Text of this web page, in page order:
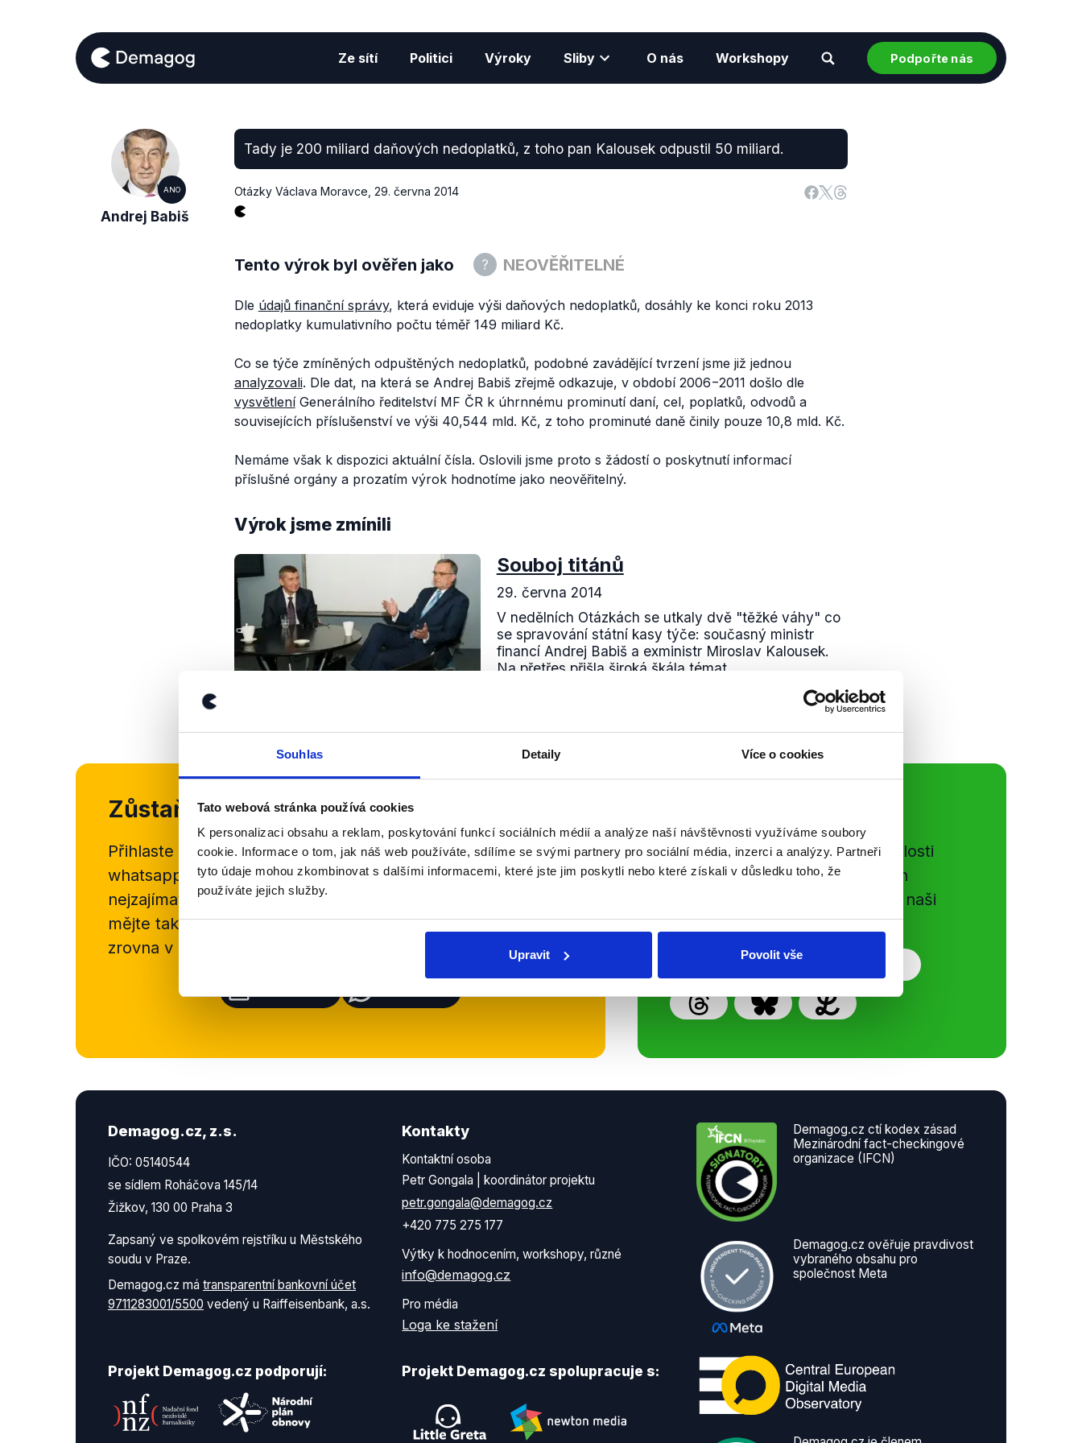
Souhlas Detaily Více o cookies
Tato webová stránka používá cookies
K personalizaci obsahu a reklam, poskytování funkcí sociálních médií a analýze naší návštěvnosti využíváme soubory
cookie. Informace o tom, jak náš web používáte, sdílíme se svými partnery pro sociální média, inzerci a analýzy. Partneři
tyto údaje mohou zkombinovat s dalšími informacemi, které jste jim poskytli nebo které získali v důsledku toho, že
používáte jejich služby.
Upravit Povolit vše
Ze sítí Politici Výroky Sliby O nás Workshopy Podpořte nás
ANO
Andrej Babiš
Tady je 200 miliard daňových nedoplatků, z toho pan Kalousek odpustil 50 miliard.
Otázky Václava Moravce 29. června 2014
Tento výrok byl ověřen jako NEOVĚŘITELNÉ
Dle údajů finanční správy, která eviduje výši daňových nedoplatků, dosáhly ke konci roku 2013
nedoplatky kumulativního počtu téměř 149 miliard Kč.
Co se týče zmíněných odpuštěných nedoplatků, podobné zavádějící tvrzení jsme již jednou
analyzovali. Dle dat, na která se Andrej Babiš zřejmě odkazuje, v období 2006−2011 došlo dle
vysvětleníGenerálního ředitelství MF ČR k úhrnnému prominutí daní, cel, poplatků, odvodů a
souvisejících příslušenství ve výši 40,544 mld. Kč, z toho prominuté daně činily pouze 10,8 mld. Kč.
Nemáme však k dispozici aktuální čísla. Oslovili jsme proto s žádostí o poskytnutí informací
příslušné orgány a prozatím výrok hodnotíme jako neověřitelný.
Výrok jsme zmínili
Souboj titánů
29. června 2014
V nedělních Otázkách se utkaly dvě "těžké váhy" co
se spravování státní kasy týče: současný ministr
financí Andrej Babiš a exministr Miroslav Kalousek.
Na přetřes přišla široká škála témat...
Zůstaňme v kontaktu
Přihlaste se k odběru našehonewsletteru nebo
whatsappového kanálu, kde pravidelně přinášíme shrnutí
nejzajímavějších článků a analýz. Začněte nás odebírat, a
mějte tak přehled o tom, jaké dezinformace a nepravdy se
zrovna v Česku šíří.
Nenechte si ujít nejnovější události
z Demagog.cz. Sdílením našich
příspěvků přátelům podpoříte naši
práci.
Demagog.cz, z.s.
IČO: 05140544
se sídlem Roháčova 145/14
Žižkov, 130 00 Praha 3
Zapsaný ve spolkovém rejstříku u Městského
soudu v Praze.
Demagog.cz má transparentní bankovní účet
9711283001/5500 vedený u Raiffeisenbank, a.s.
Kontakty
Kontaktní osoba
Petr Gongala | koordinátor projektu
petr.gongala@demagog.cz
+420 775 275 177
Výtky k hodnocením, workshopy, různé
info@demagog.cz
Pro média
Loga ke stažení
Projekt Demagog.cz podporují: Projekt Demagog.cz spolupracuje s:
Demagog.cz ctí kodex zásad
Mezinárodní fact-checkingové
organizace (IFCN)
Demagog.cz ověřuje pravdivost
vybraného obsahu pro
společnost Meta